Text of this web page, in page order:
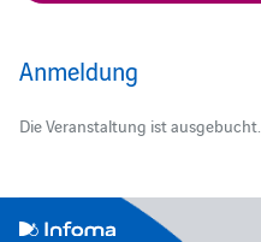
Anmeldung
Die Veranstaltung ist ausgebucht.